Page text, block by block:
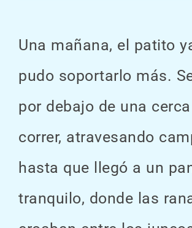
Una mañana, el patito
pudo soportarlo más.
por debajo de una
correr, atravesando
hasta que llegó a un
tranquilo, donde las